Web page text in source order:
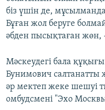
біз үшін де,
Бұған жол беруге
әбден пысықтаған жөн,
Мәскеудегі бала
Бунимович салтанатты
әр мектеп жеке шешуі
омбудсмені "Эхо